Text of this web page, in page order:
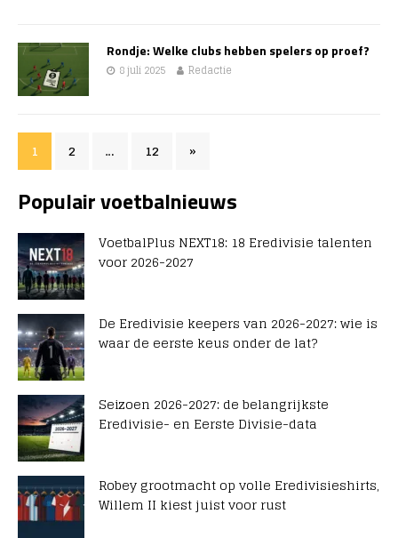
Rondje: Welke clubs hebben spelers op proef?
8 juli 2025 Redactie
1 2 … 12 »
Populair voetbalnieuws
VoetbalPlus NEXT18: 18 Eredivisie talenten
voor 2026-2027
De Eredivisie keepers van 2026-2027: wie is
waar de eerste keus onder de lat?
Seizoen 2026-2027: de belangrijkste
Eredivisie- en Eerste Divisie-data
Robey grootmacht op volle Eredivisieshirts,
Willem II kiest juist voor rust